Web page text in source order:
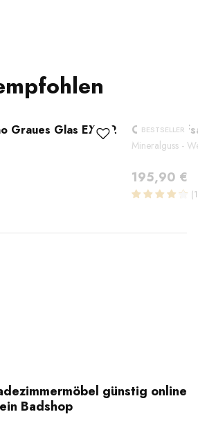
Graues Glas EX102 BESTSELLER
Ovales
Mineralguss -
195,90 €
günstig online
Badshop